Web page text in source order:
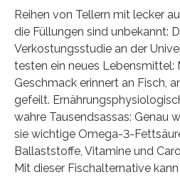
Reihen von Tellern mit lecker
die Füllungen sind unbekannt:
Verkostungsstudie an der
testen ein neues Lebensmittel:
Geschmack erinnert an Fisch,
gefeilt.
wahre Tausendsassas: Genau
sie wichtige Omega-3-
Ballaststoffe, Vitamine und
Mit dieser Fischalternative